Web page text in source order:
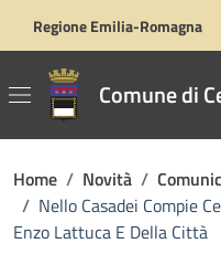
Regione Emilia-Romagna
Comune di
Home / Novità /
/ Nello Casadei Compie
Enzo Lattuca E Della Città